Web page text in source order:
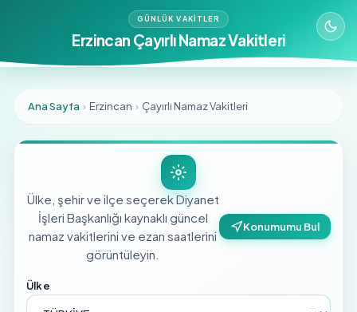
GÜNLÜK VAKITLER
Erzincan Çayırlı Namaz Vakitleri
Ana Sayfa › Erzincan › Çayırlı Namaz Vakitleri
Ülke, şehir ve ilçe seçerek Diyanet
İşleri Başkanlığı kaynaklı güncel
namaz vakitlerini ve ezan saatlerini
görüntüleyin.
Konumumu Bul
Ülke